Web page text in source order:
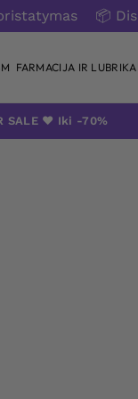
📦
FARMACIJA IR
SALE ❤️ Iki -70%